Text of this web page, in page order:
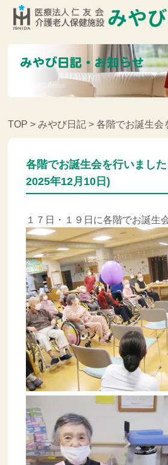
TOP >みやび日記 > 各階でお誕生会
各階でお誕生会を行いました
2025年12月10日)
１７日・１９日に各階でお誕生